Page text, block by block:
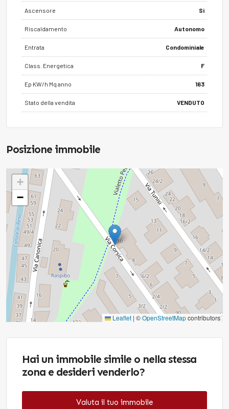
Posizione immobile
+
−
Leaflet | ©OpenStreetMapcontributors
Hai un immobile simile o nella stessa
zona e desideri venderlo?
Valuta il tuo immobile
Ascensore Si
Riscaldamento Autonomo
Entrata Condominiale
Class. Energetica F
Ep KW/h Mq anno 163
Stato della vendita VENDUTO